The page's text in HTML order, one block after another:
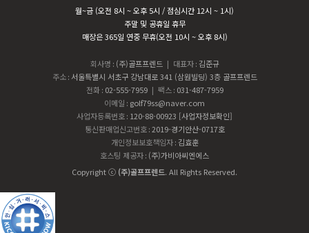
월~금 (오전 8시 ~ 오후 5시 / 점심시간 12시 ~ 1시)
주말 및 공휴일 휴무
매장은 365일 연중 무휴(오전 10시 ~ 오후 8시)
회사명 : (주)골프프렌드 | 대표자 : 김준규
주소 : 서울특별시 서초구 강남대로 341 (삼원빌딩) 3층 골프프렌드
전화 : 02-555-7959 | 팩스 : 031-487-7959
이메일 : golf79ss@naver.com
사업자등록번호: 120-88-00923 [사업자정보확인]
통신판매업신고번호 :2019-경기안산-0717호
개인정보보호책임자 : 김효훈
호스팅 제공자: (주)가비아씨엔에스
Copyright ⓒ (주)골프프렌드. All Rights Reserved.